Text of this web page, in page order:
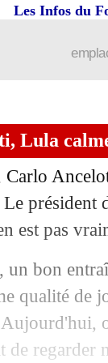
Les Infos du
Lula
président
est pas
bon
qualité de
regarder
pas
le
très
la
aussi pour
?